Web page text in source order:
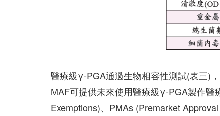
醫療級γ-PGA通過生物相容性測試(表三)
MAF可提供未來使用醫療級γ-PGA製作
Exemptions)、PMAs (Premarket